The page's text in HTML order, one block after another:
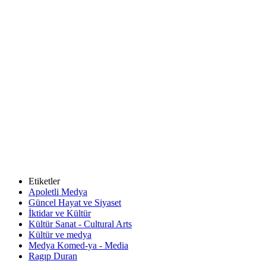
Etiketler
Apoletli Medya
Güncel Hayat ve Siyaset
İktidar ve Kültür
Kültür Sanat - Cultural Arts
Kültür ve medya
Medya Komed-ya - Media
Ragıp Duran